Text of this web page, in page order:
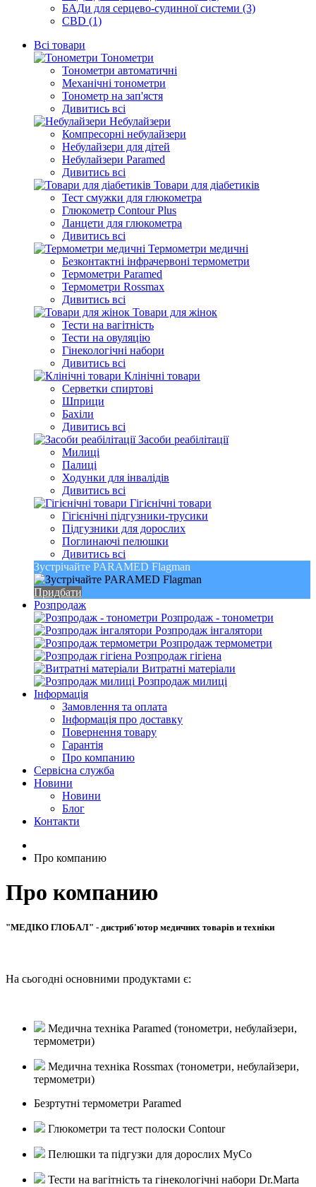
БАДи для серцево-судинної системи (3)
CBD (1)
Всі товари
Тонометри
Тонометри автоматичні
Механічні тонометри
Тонометр на зап'ястя
Дивитись всі
Небулайзери
Компресорні небулайзери
Небулайзери для дітей
Небулайзери Paramed
Дивитись всі
Товари для діабетиків
Тест смужки для глюкометра
Глюкометр Contour Plus
Ланцети для глюкометра
Дивитись всі
Термометри медичні
Безконтактні інфрачервоні термометри
Термометри Paramed
Термометри Rossmax
Дивитись всі
Товари для жінок
Тести на вагітність
Тести на овуляцію
Гінекологічні набори
Дивитись всі
Клінічні товари
Серветки спиртові
Шприци
Бахіли
Дивитись всі
Засоби реабілітації
Милиці
Палиці
Ходунки для інвалідів
Дивитись всі
Гігієнічні товари
Гігієнічні підгузники-трусики
Підгузники для дорослих
Поглинаючі пелюшки
Дивитись всі
Зустрічайте PARAMED Flagman
Придбати
Розпродаж
Розпродаж - тонометри
Розпродаж інгалятори
Розпродаж термометри
Розпродаж гігіена
Витратні матеріали
Розпродаж милиці
Інформація
Замовлення та оплата
Інформація про доставку
Повернення товару
Гарантія
Про компанию
Сервісна служба
Новини
Новини
Блог
Контакти
Про компанию
Про компанию
"МЕДІКО ГЛОБАЛ" - дистриб'ютор медичних товарів и техніки
На сьогодні основними продуктами є:
Медична техніка Paramed (тонометри, небулайзери,
термометри)
Медична техніка Rossmax (тонометри, небулайзери,
термометри)
Безртутні термометри Paramed
Глюкометри та тест полоски Contour
Пелюшки та підгузки для дорослих MyCo
Тести на вагітність та гінекологічні набори Dr.Marta